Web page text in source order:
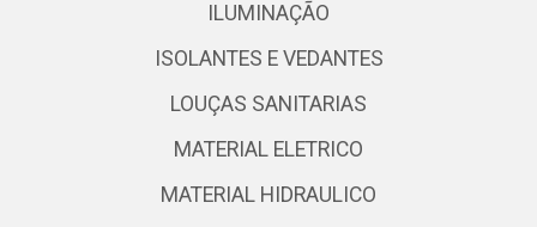
ILUMINAÇÃO
ISOLANTES E VEDANTES
LOUÇAS SANITARIAS
MATERIAL ELETRICO
MATERIAL HIDRAULICO